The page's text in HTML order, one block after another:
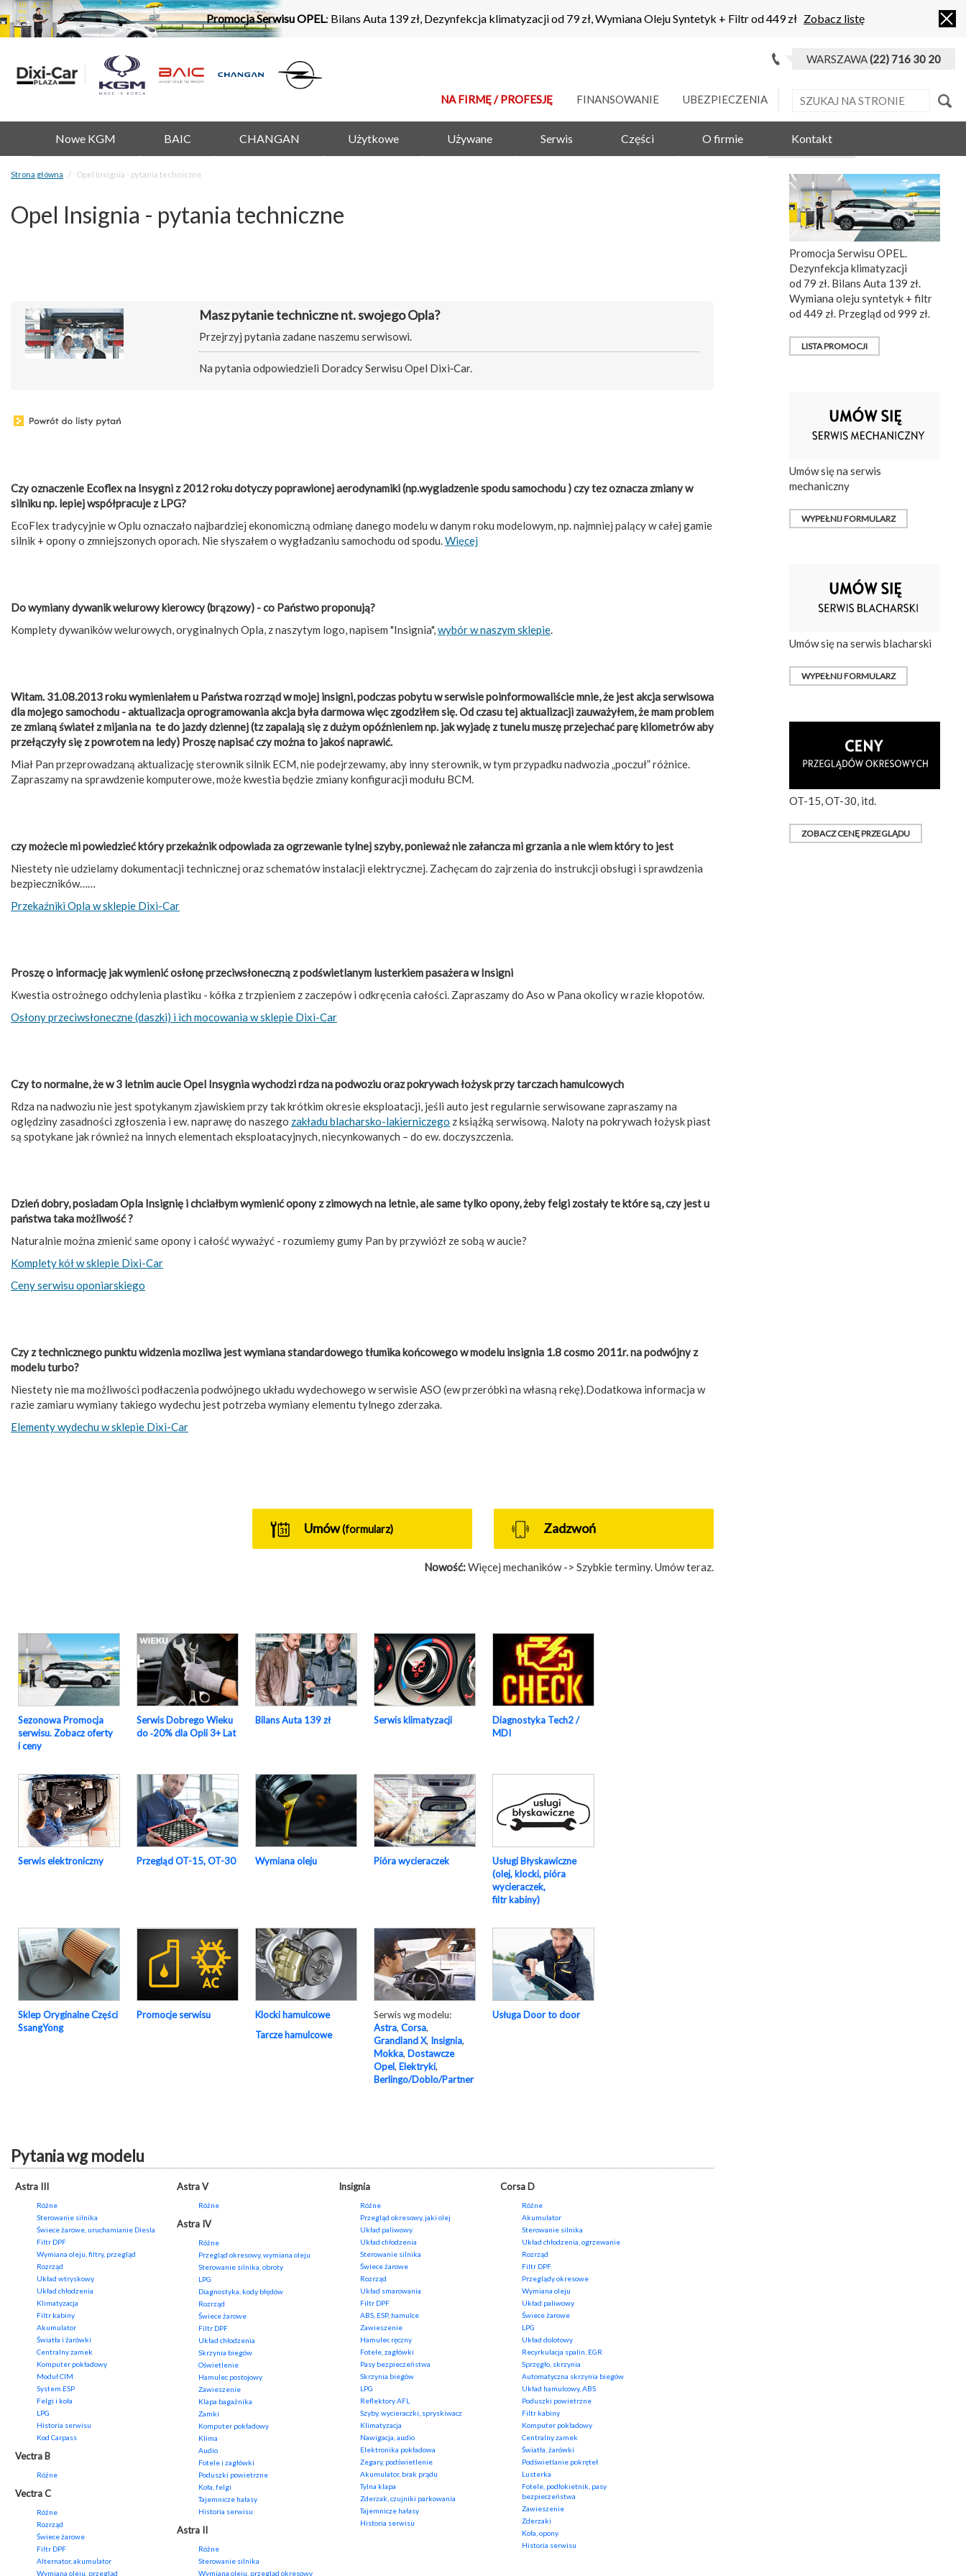
Promocja Serwisu OPEL: Bilans Auta 139 zł, Dezynfekcja klimatyzacji od 79 zł, Wymiana Oleju Syntetyk + Filtr od 449 zł Zobacz listę
WARSZAWA(22) 716 30 20
NA FIRMĘ / PROFESJĘ FINANSOWANIE UBEZPIECZENIA
Nowe KGM BAIC CHANGAN Użytkowe Używane Serwis Części O firmie Kontakt
Strona główna Opel Insignia - pytania techniczne
Opel Insignia - pytania techniczne
Masz pytanie techniczne nt. swojego Opla?
Przejrzyj pytania zadane naszemu serwisowi.
Na pytania odpowiedzieli Doradcy Serwisu Opel Dixi‑Car.
Czy oznaczenie Ecoflex na Insygni z 2012 roku dotyczy poprawionej aerodynamiki (np.wygladzenie spodu samochodu ) czy tez oznacza zmiany w
silniku np. lepiej współpracuje z LPG?
EcoFlex tradycyjnie w Oplu oznaczało najbardziej ekonomiczną odmianę danego modelu w danym roku modelowym, np. najmniej palący w całej gamie
silnik + opony o zmniejszonych oporach. Nie słyszałem o wygładzaniu samochodu od spodu.Więcej
Do wymiany dywanik welurowy kierowcy (brązowy) - co Państwo proponują?
Komplety dywaników welurowych, oryginalnych Opla, z naszytym logo, napisem "Insignia",wybór w naszym sklepie.
Witam. 31.08.2013 roku wymieniałem u Państwa rozrząd w mojej insigni, podczas pobytu w serwisie poinformowaliście mnie, że jest akcja serwisowa
dla mojego samochodu - aktualizacja oprogramowania akcja była darmowa więc zgodziłem się. Od czasu tej aktualizacji zauważyłem, że mam problem
ze zmianą świateł z mijania na te do jazdy dziennej (tz zapalają się z dużym opóźnieniem np. jak wyjadę z tunelu muszę przejechać parę kilometrów aby
przełączyły się z powrotem na ledy) Proszę napisać czy można to jakoś naprawić.
Miał Pan przeprowadzaną aktualizację sterownik silnik ECM, nie podejrzewamy, aby inny sterownik, w tym przypadku nadwozia „poczuł” różnice.
Zapraszamy na sprawdzenie komputerowe, może kwestia będzie zmiany konfiguracji modułu BCM.
czy możecie mi powiedzieć który przekażnik odpowiada za ogrzewanie tylnej szyby, ponieważ nie załancza mi grzania a nie wiem który to jest
Niestety nie udzielamy dokumentacji technicznej oraz schematów instalacji elektrycznej. Zachęcam do zajrzenia do instrukcji obsługi i sprawdzenia
bezpieczników……
Przekaźniki Opla w sklepie Dixi-Car
Proszę o informację jak wymienić osłonę przeciwsłoneczną z podświetlanym lusterkiem pasażera w Insigni
Kwestia ostrożnego odchylenia plastiku - kółka z trzpieniem z zaczepów i odkręcenia całości. Zapraszamy do Aso w Pana okolicy w razie kłopotów.
Osłony przeciwsłoneczne (daszki) i ich mocowania w sklepie Dixi-Car
Czy to normalne, że w 3 letnim aucie Opel Insygnia wychodzi rdza na podwoziu oraz pokrywach łożysk przy tarczach hamulcowych
Rdza na nadwoziu nie jest spotykanym zjawiskiem przy tak krótkim okresie eksploatacji, jeśli auto jest regularnie serwisowane zapraszamy na
oględziny zasadności zgłoszenia i ew. naprawę do naszego zakładu blacharsko-lakierniczego z książką serwisową. Naloty na pokrywach łożysk piast
są spotykane jak również na innych elementach eksploatacyjnych, niecynkowanych – do ew. doczyszczenia.
Dzień dobry, posiadam Opla Insignię i chciałbym wymienić opony z zimowych na letnie, ale same tylko opony, żeby felgi zostały te które są, czy jest u
państwa taka możliwość ?
Naturalnie można zmienić same opony i całość wyważyć - rozumiemy gumy Pan by przywiózł ze sobą w aucie?
Komplety kół w sklepie Dixi-Car
Ceny serwisu oponiarskiego
Czy z technicznego punktu widzenia mozliwa jest wymiana standardowego tłumika końcowego w modelu insignia 1.8 cosmo 2011r. na podwójny z
modelu turbo?
Niestety nie ma możliwości podłaczenia podwójnego układu wydechowego w serwisie ASO (ew przeróbki na własną rekę).Dodatkowa informacja w
razie zamiaru wymiany takiego wydechu jest potrzeba wymiany elementu tylnego zderzaka.
Elementy wydechu w sklepie Dixi-Car
Umów(formularz) Zadzwoń
Nowość:Więcej mechaników -> Szybkie terminy. Umów teraz.
Sezonowa Promocja
serwisu. Zobacz oferty
i ceny
Serwis Dobrego Wieku
do ‑20% dla Opli 3+ Lat
Bilans Auta 139 zł Serwis klimatyzacji
Diagnostyka Tech2 /
MDI
Serwis elektroniczny Przegląd OT-15, OT-30 Wymiana oleju Pióra wycieraczek
Usługi Błyskawiczne
(olej, klocki, pióra
wycieraczek,
filtr kabiny)
Sklep Oryginalne Części
SsangYong
Promocje serwisu
Klocki hamulcowe
Tarcze hamulcowe
Serwis wg modelu:
Astra, Corsa,
Grandland X, Insignia,
Mokka, Dostawcze
Opel, Elektryki,
Berlingo/Doblo/Partner
Usługa Door to door
Pytania wg modelu
Astra III
Różne
Sterowanie silnika
Świece żarowe, uruchamianie Diesla
Filtr DPF
Wymiana oleju, filtry, przegląd
Rozrząd
Układ wtryskowy
Układ chłodzenia
Klimatyzacja
Filtr kabiny
Akumulator
Światła i żarówki
Centralny zamek
Komputer pokładowy
Moduł CIM
System ESP
Felgi i koła
LPG
Historia serwisu
Kod Carpass
Vectra B
Różne
Vectra C
Różne
Rozrząd
Świece żarowe
Filtr DPF
Alternator, akumulator
Wymiana oleju, przegląd
Astra V
Różne
Astra IV
Różne
Przegląd okresowy, wymiana oleju
Sterowanie silnika, obroty
LPG
Diagnostyka, kody błędów
Rozrząd
Świece żarowe
Filtr DPF
Układ chłodzenia
Skrzynia biegów
Oświetlenie
Hamulec postojowy
Zawieszenie
Klapa bagażnika
Zamki
Komputer pokładowy
Klima
Audio
Fotele i zagłówki
Poduszki powietrzne
Koła, felgi
Tajemnicze hałasy
Historia serwisu
Astra II
Różne
Sterowanie silnika
Wymiana oleju, przegląd okresowy
Insignia
Różne
Przegląd okresowy, jaki olej
Układ paliwowy
Układ chłodzenia
Sterowanie silnika
Świece żarowe
Rozrząd
Układ smarowania
Filtr DPF
ABS, ESP, hamulce
Zawieszenie
Hamulec ręczny
Fotele, zagłówki
Pasy bezpieczeństwa
Skrzynia biegów
LPG
Reflektory AFL
Szyby, wycieraczki, spryskiwacz
Klimatyzacja
Nawigacja, audio
Elektronika pokładowa
Zegary, podświetlenie
Akumulator, brak prądu
Tylna klapa
Zderzak, czujniki parkowania
Tajemnicze hałasy
Historia serwisu
Corsa D
Różne
Akumulator
Sterowanie silnika
Układ chłodzenia, ogrzewanie
Rozrząd
Filtr DPF
Przeglądy okresowe
Wymiana oleju
Układ paliwowy
Świece żarowe
LPG
Układ dolotowy
Recyrkulacja spalin, EGR
Sprzęgło, skrzynia
Automatyczna skrzynia biegów
Układ hamulcowy, ABS
Poduszki powietrzne
Filtr kabiny
Komputer pokładowy
Centralny zamek
Światła, żarówki
Podświetlanie pokręteł
Lusterka
Fotele, podłokietnik, pasy
bezpieczeństwa
Zawieszenie
Zderzaki
Koła, opony
Historia serwisu
Promocja Serwisu OPEL.
Dezynfekcja klimatyzacji
od 79 zł. Bilans Auta 139 zł.
Wymiana oleju syntetyk + filtr
od 449 zł. Przegląd od 999 zł.
LISTA PROMOCJI
Umów się na serwis
mechaniczny
WYPEŁNIJ FORMULARZ
Umów się na serwis blacharski
WYPEŁNIJ FORMULARZ
OT-15, OT-30, itd.
ZOBACZ CENĘ PRZEGLĄDU